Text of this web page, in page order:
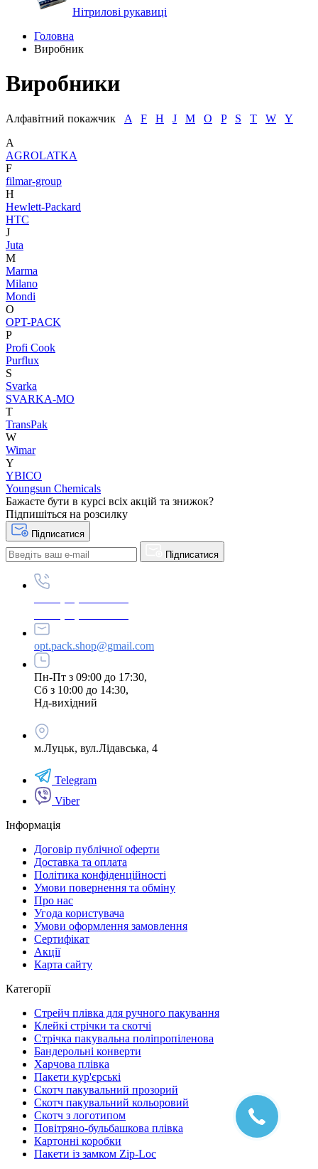
Нітрилові рукавиці
Головна
Виробник
Виробники
Алфавітний покажчик A F H J M O P S T W
Y
A
AGROLATKA
F
filmar-group
H
Hewlett-Packard
HTC
J
Juta
M
Marma
Milano
Mondi
O
OPT-PACK
P
Profi Cook
Purflux
S
Svarka
SVARKA-MO
T
TransPak
W
Wimar
Y
YBICO
Youngsun Chemicals
Бажаєте бути в курсі всіх акцій та знижок?
Підпишіться на розсилку
Підписатися
Підписатися
opt.pack.shop@gmail.com
Пн-Пт з 09:00 до 17:30,
Сб з 10:00 до 14:30,
Нд-вихідний
м.Луцьк, вул.Лідавська, 4
Telegram
Viber
Інформація
Договір публічної оферти
Доставка та оплата
Політика конфіденційності
Умови повернення та обміну
Про нас
Угода користувача
Умови оформлення замовлення
Сертифікат
Акції
Карта сайту
Категорії
Стрейч плівка для ручного пакування
Клейкі стрічки та скотчі
Стрічка пакувальна поліпропіленова
Бандерольні конверти
Харчова плівка
Пакети кур'єрські
Cкотч пакувальний прозорий
Скотч пакувальний кольоровий
Cкотч з логотипом
Повітряно-бульбашкова плівка
Картонні коробки
Пакети із замком Zip-Loc